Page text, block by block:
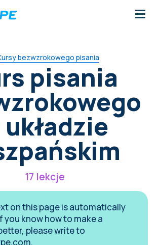
bezwzrokowego pisania
pisania
17 lekcje
on this page is automatically
you know how to make a
please write to
.